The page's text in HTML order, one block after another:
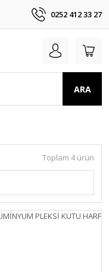
0252 412 33 27
ARA
Toplam 4 ürün